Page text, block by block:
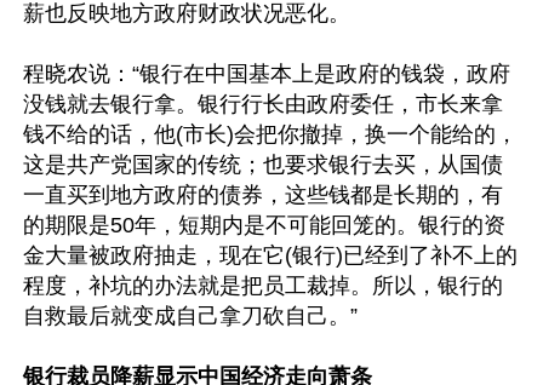
薪也反映地方政府财政状况恶化。
程晓农说：“银行在中国基本上是政府的钱袋，政府
没钱就去银行拿。银行行长由政府委任，市长来拿
钱不给的话，他(市长)会把你撤掉，换一个能给的，
这是共产党国家的传统；也要求银行去买，从国债
一直买到地方政府的债券，这些钱都是长期的，有
的期限是50年，短期内是不可能回笼的。银行的资
金大量被政府抽走，现在它(银行)已经到了补不上的
程度，补坑的办法就是把员工裁掉。所以，银行的
自救最后就变成自己拿刀砍自己。”
银行裁员降薪显示中国经济走向萧条